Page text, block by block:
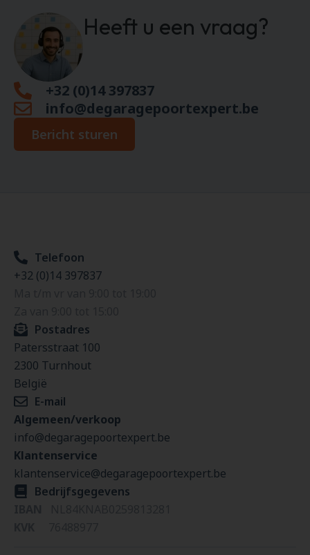
Heeft u een vraag?
+32 (0)14 397837
info@degaragepoortexpert.be
Bericht sturen
Telefoon
+32 (0)14 397837
Postadres
Patersstraat 100
2300 Turnhout
België
E-mail
Algemeen/verkoop
info@degaragepoortexpert.be
Klantenservice
klantenservice@degaragepoortexpert.be
Bedrijfsgegevens